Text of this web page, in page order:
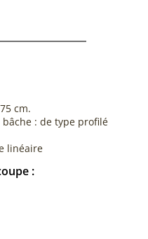
cm.
: de type profilé
linéaire
: